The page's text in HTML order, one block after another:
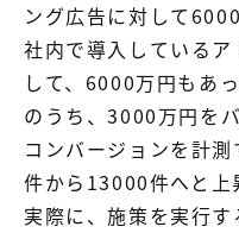
ング広告に対して
社内で導入している
して、6000万円もあ
のうち、3000万円を
コンバージョンを計
件から13000件へと上
実際に、施策を実行